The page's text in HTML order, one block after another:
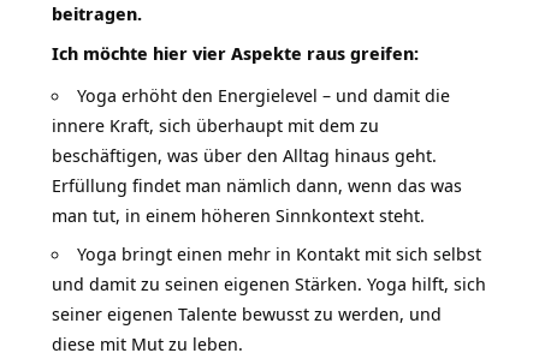
beitragen.
Ich möchte hier vier Aspekte raus greifen:
Yoga erhöht den Energielevel – und damit die
innere Kraft, sich überhaupt mit dem zu
beschäftigen, was über den Alltag hinaus geht.
Erfüllung findet man nämlich dann, wenn das was
man tut, in einem höheren Sinnkontext steht.
Yoga bringt einen mehr in Kontakt mit sich selbst
und damit zu seinen eigenen Stärken. Yoga hilft, sich
seiner eigenen Talente bewusst zu werden, und
diese mit Mut zu leben.